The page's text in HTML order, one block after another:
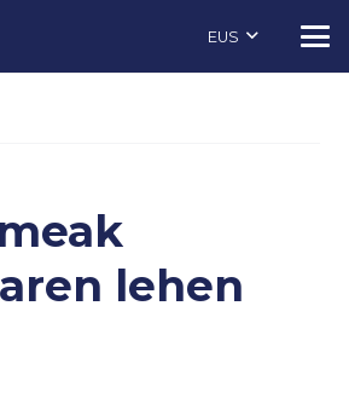
EUS
lehen